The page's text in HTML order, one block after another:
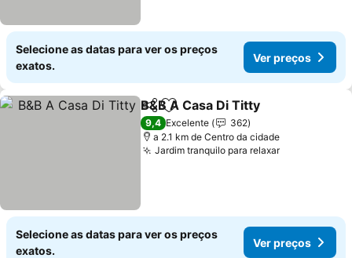
Selecione as datas para ver os preços
exatos.
Ver preços
PartilharAdicionar aos favoritos
B&B A Casa Di Titty
9,4 Excelente
362
a 2.1 km de Centro da cidade
Jardim tranquilo para relaxar
Selecione as datas para ver os preços
exatos.
Ver preços